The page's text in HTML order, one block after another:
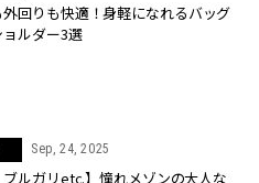
回りも快適！身軽になれるバッグ
ョルダー3選
Sep, 24, 2025
ブルガリetc.】憧れメゾンの大人な